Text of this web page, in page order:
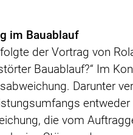
im Bauablauf
der Vortrag von
Bauablauf?“ Im
Darunter
entweder
die vom